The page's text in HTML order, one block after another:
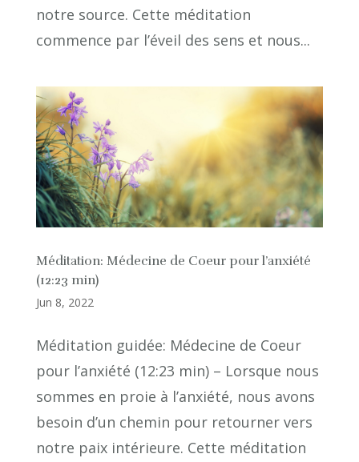
notre source. Cette méditation
commence par l’éveil des sens et nous...
Méditation: Médecine de Coeur pour l’anxiété
(12:23 min)
Jun 8, 2022
Méditation guidée: Médecine de Coeur
pour l’anxiété (12:23 min) – Lorsque nous
sommes en proie à l’anxiété, nous avons
besoin d’un chemin pour retourner vers
notre paix intérieure. Cette méditation